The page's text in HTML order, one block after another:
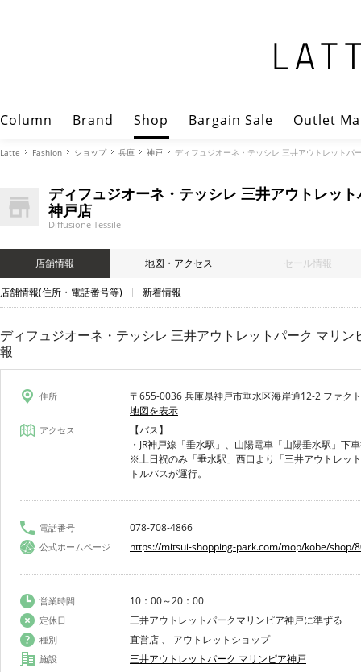
Column Brand Shop Bargain Sale Outlet
Latte Fashion ショップ 兵庫 神戸 ディフュジオーネ・テッシレ 三井アウトレット
ディフュジオーネ・テッシレ 三井アウトレッ
神戸店
Diffusione Tessile
店舗情報 地図・アクセス セール情報
店舗情報(住所・電話番号等) 新着情報
ディフュジオーネ・テッシレ 三井アウトレットパーク マリ
報
住所
〒655-0036 兵庫県神戸市垂水区海岸通12-2 ファク
地図を表示
アクセス
【バス】
・JR神戸線「垂水駅」、山陽電車「山陽垂水駅」下
※土日祝のみ「垂水駅」西口より「三井アウトレッ
トルバスが運行。
電話番号 078-708-4866
公式ホームページ https://mitsui-shopping-park.com/mop/kobe/shop/
営業時間 10：00～20：00
定休日 三井アウトレットパークマリンピア神戸に準ずる
種別 直営店 、 アウトレットショップ
施設 三井アウトレットパーク マリンピア神戸